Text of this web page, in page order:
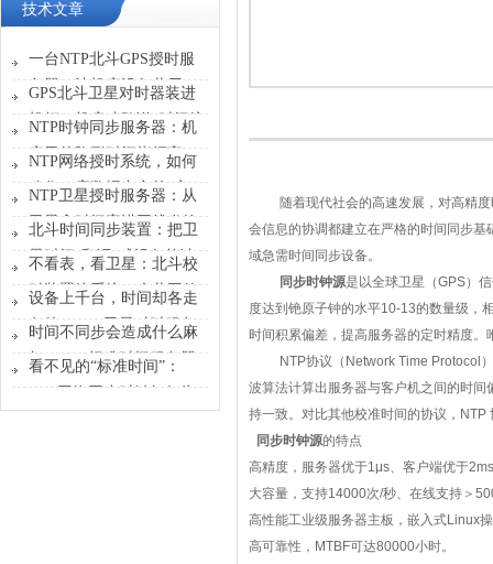
技术文章
一台NTP北斗GPS授时服
务器，让机房设备共用一
张“时刻表”
GPS北斗卫星对时器装进
机柜，机房才敢说“时间统
一”
NTP时钟同步服务器：机
房里的隐形时间指挥官
NTP网络授时系统，如何
稳住一座数据中心的“心
跳”？
NTP卫星授时服务器：从
卫星拿时间塞进网线发给
设备
北斗时间同步装置：把卫
星时间“翻译”成设备能读
懂的信号
不看表，看卫星：北斗校
时装置给系统一个共同的
时间原点
设备上千台，时间却各走
各的？GPS卫星对时服务
器能做什么？
时间不同步会造成什么麻
烦？GPS标准时间服务器
解决的不只是校时
看不见的“标准时间”：
GPS网络同步时钟如何为
随着现代社会的高速发展，对高精
会信息的协调都建立在严格的时间同步
域急需时间同步设备。
同步时钟源是以全球卫星（GPS）
度达到铯原子钟的水平10-13的数量级，
时间积累偏差，提高服务器的定时精度。
NTP协议（ Network Time Protocol
波算法计算出服务器与客户机之间的时
持一致。对比其他校准时间的协议， NTP
同步时钟源的特点
高精度，服务器优于1μs、客户端优于
大容量，支持14000次/秒、在线支持＞
高性能工业级服务器主板，嵌入式Linux
高可靠性， MTBF可达80000小时。